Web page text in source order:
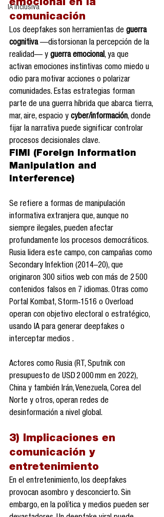
IA Inclusiva
emocional en la
comunicación
Los deepfakes son herramientas de guerra
cognitiva —distorsionan la percepción de la
realidad— y guerra emocional, ya que
activan emociones instintivas como miedo u
odio para motivar acciones o polarizar
comunidades. Estas estrategias forman
parte de una guerra híbrida que abarca tierra,
mar, aire, espacio y cyber/información, donde
fijar la narrativa puede significar controlar
procesos decisionales clave.
FIMI (Foreign Information
Manipulation and
Interference)
Se refiere a formas de manipulación
informativa extranjera que, aunque no
siempre ilegales, pueden afectar
profundamente los procesos democráticos.
Rusia lidera este campo, con campañas como
Secondary Infektion (2014–20), que
originaron 300 sitios web con más de 2 500
contenidos falsos en 7 idiomas. Otras como
Portal Kombat, Storm‑1516 o Overload
operan con objetivo electoral o estratégico,
usando IA para generar deepfakes o
interceptar medios .
Actores como Rusia (RT, Sputnik con
presupuesto de USD 2 000 mm en 2022),
China y también Irán, Venezuela, Corea del
Norte y otros, operan redes de
desinformación a nivel global.
3) Implicaciones en
comunicación y
entretenimiento
En el entretenimiento, los deepfakes
provocan asombro y desconcierto. Sin
embargo, en la política y medios pueden ser